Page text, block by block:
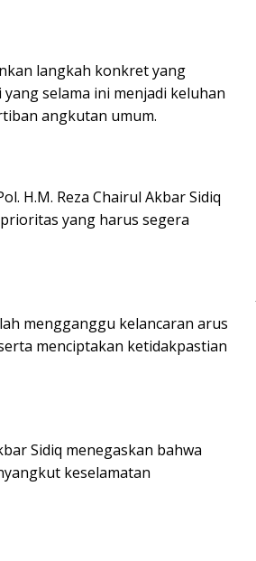
langkah konkret yang
selama ini menjadi keluhan
angkutan umum.
H.M. Reza Chairul Akbar Sidiq
yang harus segera
mengganggu kelancaran arus
menciptakan ketidakpastian
Sidiq menegaskan bahwa
keselamatan